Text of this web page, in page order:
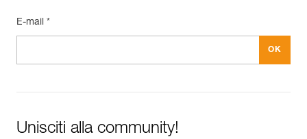
E-mail *
Unisciti alla community!